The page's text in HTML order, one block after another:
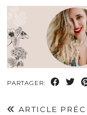
PARTAGER:
ARTICLE